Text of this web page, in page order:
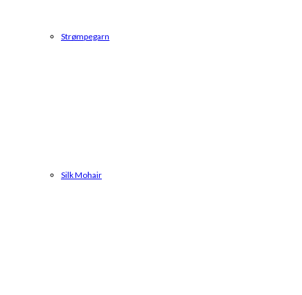
Strømpegarn
Silk Mohair